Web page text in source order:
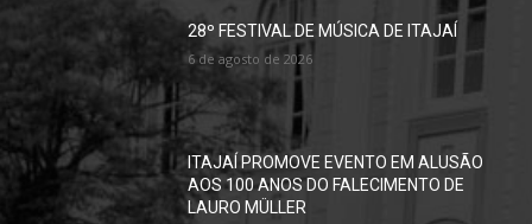
28º FESTIVAL DE MÚSICA DE ITAJAÍ
6 de agosto de 2026
ITAJAÍ PROMOVE EVENTO EM ALUSÃO
AOS 100 ANOS DO FALECIMENTO DE
LAURO MÜLLER